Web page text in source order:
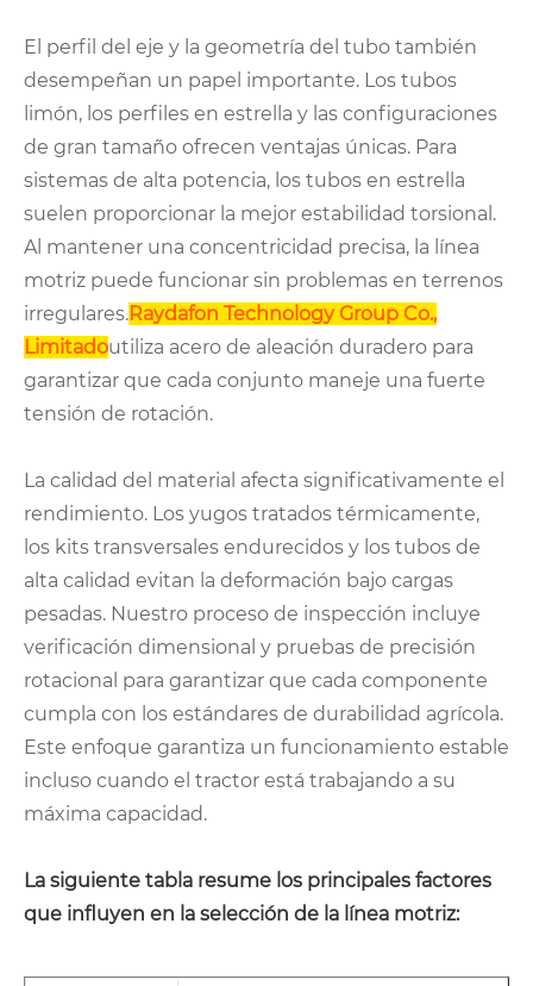
El perfil del eje y la geometría del tubo también
desempeñan un papel importante. Los tubos
limón, los perfiles en estrella y las configuraciones
de gran tamaño ofrecen ventajas únicas. Para
sistemas de alta potencia, los tubos en estrella
suelen proporcionar la mejor estabilidad torsional.
Al mantener una concentricidad precisa, la línea
motriz puede funcionar sin problemas en terrenos
irregulares.Raydafon Technology Group Co.,
Limitadoutiliza acero de aleación duradero para
garantizar que cada conjunto maneje una fuerte
tensión de rotación.
La calidad del material afecta significativamente el
rendimiento. Los yugos tratados térmicamente,
los kits transversales endurecidos y los tubos de
alta calidad evitan la deformación bajo cargas
pesadas. Nuestro proceso de inspección incluye
verificación dimensional y pruebas de precisión
rotacional para garantizar que cada componente
cumpla con los estándares de durabilidad agrícola.
Este enfoque garantiza un funcionamiento estable
incluso cuando el tractor está trabajando a su
máxima capacidad.
La siguiente tabla resume los principales factores
que influyen en la selección de la línea motriz: